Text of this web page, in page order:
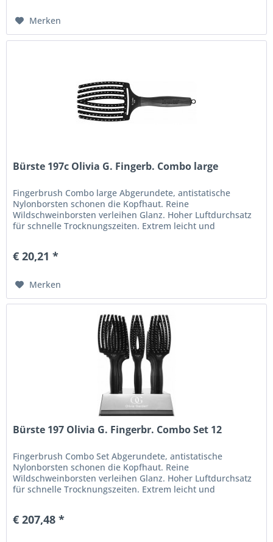
Merken
Bürste 197c Olivia G. Fingerb. Combo large
Fingerbrush Combo large Abgerundete, antistatische
Nylonborsten schonen die Kopfhaut. Reine
Wildschweinborsten verleihen Glanz. Hoher Luftdurchsatz
für schnelle Trocknungszeiten. Extrem leicht und
€ 20,21 *
Merken
Bürste 197 Olivia G. Fingerbr. Combo Set 12
Fingerbrush Combo Set Abgerundete, antistatische
Nylonborsten schonen die Kopfhaut. Reine
Wildschweinborsten verleihen Glanz. Hoher Luftdurchsatz
für schnelle Trocknungszeiten. Extrem leicht und
€ 207,48 *